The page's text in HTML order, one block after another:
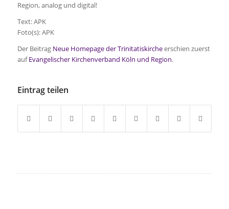
Region, analog und digital!
Text: APK
Foto(s): APK
Der Beitrag Neue Homepage der Trinitatiskircheerschien zuerst
aufEvangelischer Kirchenverband Köln und Region.
Eintrag teilen